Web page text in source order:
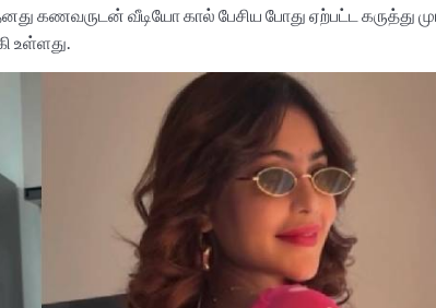
கணவருடன் வீடியோ கால் பேசிய போது ஏற்பட்ட கருத்து
உள்ளது.